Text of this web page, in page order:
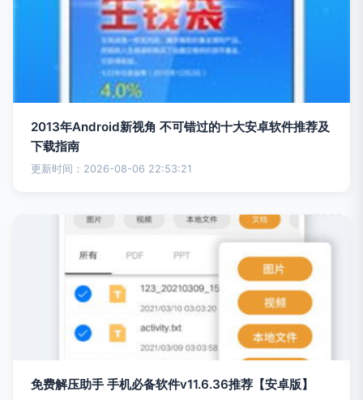
2013年Android新视角 不可错过的十大安卓软件推荐及
下载指南
更新时间：2026-08-06 22:53:21
免费解压助手 手机必备软件v11.6.36推荐【安卓版】